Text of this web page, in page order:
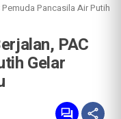
Pancasila Air Putih
PAC
Gelar